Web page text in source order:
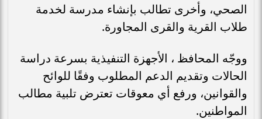
الصحي، وأخرى تطالب بإنشاء مدرسة لخدمة
طلاب القرية والقرى المجاورة.
ووجّه المحافظ ، الأجهزة التنفيذية بسرعة دراسة
الحالات وتقديم الدعم المطلوب وفقًا للوائح
والقوانين، ورفع أي معوقات تعترض تلبية مطالب
المواطنين.